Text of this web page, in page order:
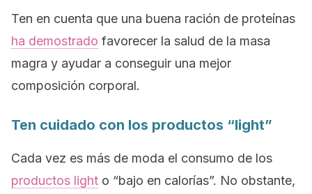
Ten en cuenta que una buena ración de proteínas
ha demostrado favorecer la salud de la masa
magra y ayudar a conseguir una mejor
composición corporal.
Ten cuidado con los productos “light”
Cada vez es más de moda el consumo de los
productos light o “bajo en calorías”. No obstante,